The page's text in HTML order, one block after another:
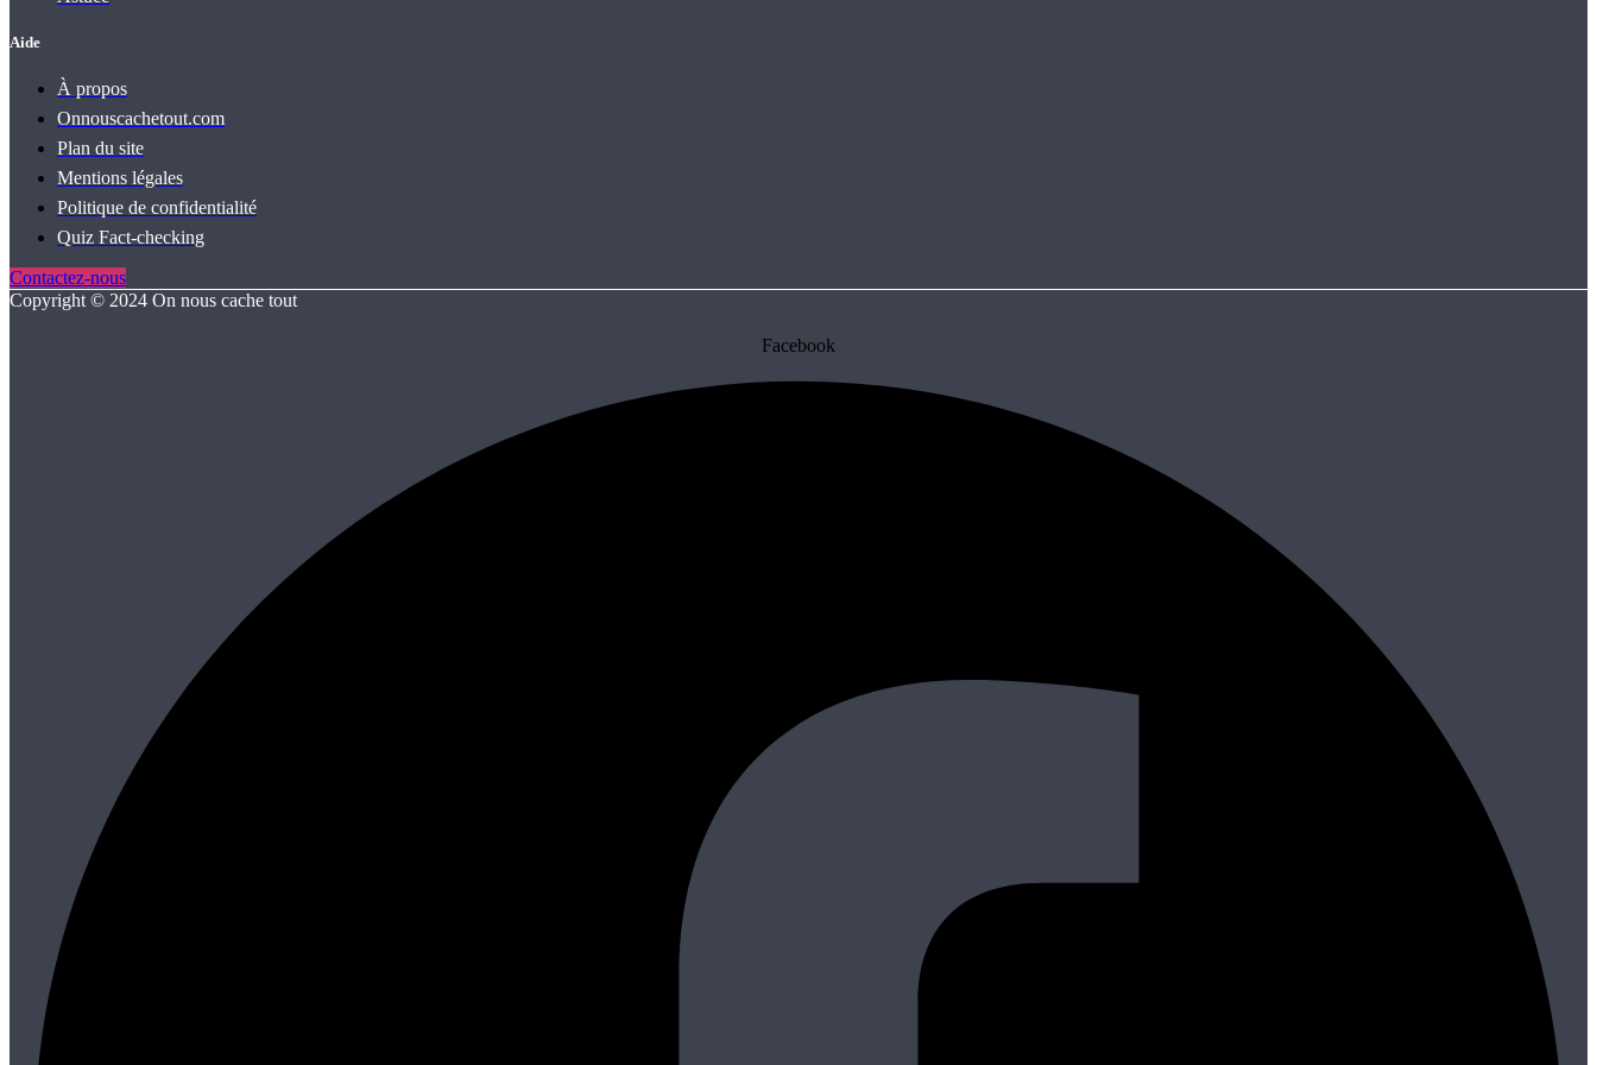
Aide
À propos
Onnouscachetout.com
Plan du site
Mentions légales
Politique de confidentialité
Quiz Fact‑checking
Contactez-nous
Copyright © 2024 On nous cache tout
Facebook